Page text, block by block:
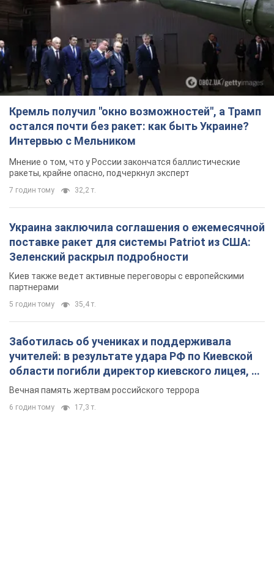
Кремль получил "окно возможностей", а Трамп
остался почти без ракет: как быть Украине?
Интервью с Мельником
Мнение о том, что у России закончатся баллистические
ракеты, крайне опасно, подчеркнул эксперт
7 годин тому 32,2 т.
Украина заключила соглашения о ежемесячной
поставке ракет для системы Patriot из США:
Зеленский раскрыл подробности
Киев также ведет активные переговоры с европейскими
партнерами
5 годин тому 35,4 т.
Заботилась об учениках и поддерживала
учителей: в результате удара РФ по Киевской
области погибли директор киевского лицея, её
муж и внук
Вечная память жертвам российского террора
6 годин тому 17,3 т.